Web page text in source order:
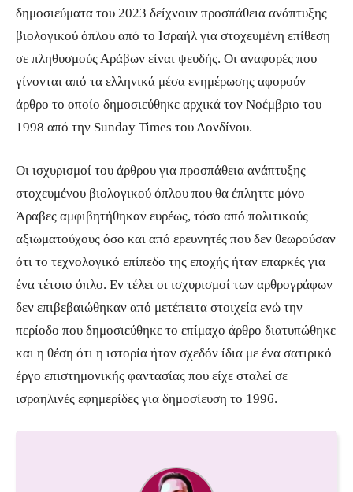
δημοσιεύματα του 2023 δείχνουν προσπάθεια ανάπτυξης
βιολογικού όπλου από το Ισραήλ για στοχευμένη επίθεση
σε πληθυσμούς Αράβων είναι ψευδής. Οι αναφορές που
γίνονται από τα ελληνικά μέσα ενημέρωσης αφορούν
άρθρο το οποίο δημοσιεύθηκε αρχικά τον Νοέμβριο του
1998 από την Sunday Times του Λονδίνου.
Οι ισχυρισμοί του άρθρου για προσπάθεια ανάπτυξης
στοχευμένου βιολογικού όπλου που θα έπληττε μόνο
Άραβες αμφιβητήθηκαν ευρέως, τόσο από πολιτικούς
αξιωματούχους όσο και από ερευνητές που δεν θεωρούσαν
ότι το τεχνολογικό επίπεδο της εποχής ήταν επαρκές για
ένα τέτοιο όπλο. Εν τέλει οι ισχυρισμοί των αρθρογράφων
δεν επιβεβαιώθηκαν από μετέπειτα στοιχεία ενώ την
περίοδο που δημοσιεύθηκε το επίμαχο άρθρο διατυπώθηκε
και η θέση ότι η ιστορία ήταν σχεδόν ίδια με ένα σατιρικό
έργο επιστημονικής φαντασίας που είχε σταλεί σε
ισραηλινές εφημερίδες για δημοσίευση το 1996.